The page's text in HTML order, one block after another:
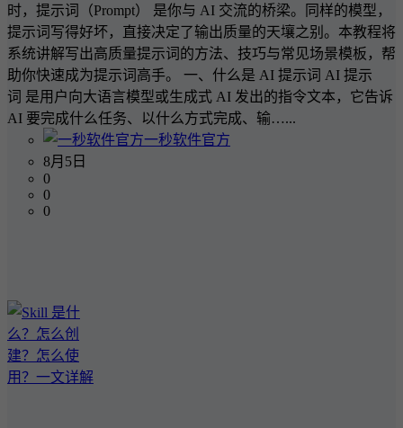
时，提示词（Prompt） 是你与 AI 交流的桥梁。同样的模型，
提示词写得好坏，直接决定了输出质量的天壤之别。本教程将
系统讲解写出高质量提示词的方法、技巧与常见场景模板，帮
助你快速成为提示词高手。 一、什么是 AI 提示词 AI 提示
词 是用户向大语言模型或生成式 AI 发出的指令文本，它告诉
AI 要完成什么任务、以什么方式完成、输…...
一秒软件官方
8月5日
0
0
0